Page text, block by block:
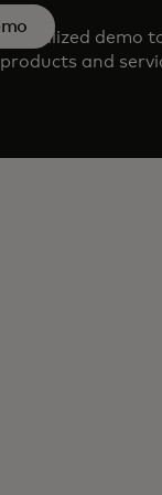
demo
and